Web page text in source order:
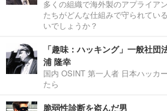
多くの組織で海外製のアプライア
たちがどんな仕組みで守られてい
いでしょうか？
「趣味：ハッキング」一般社
浦 隆幸
国内 OSINT 第一人者 日本ハッカ
たら
脆弱性診断を盗んだ男